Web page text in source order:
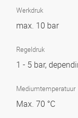
Werkdruk
max. 10 bar
Regeldruk
1 - 5 bar,
Mediumtemperatuur
Max. 70 °C